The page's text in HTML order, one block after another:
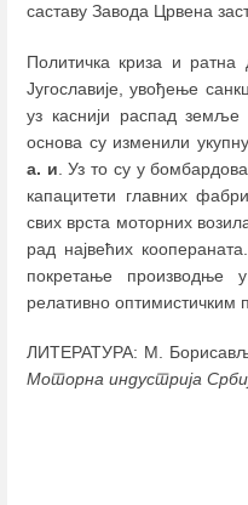
саставу Завода Црвена
Политичка криза и
Југославије, увођење
уз каснији распад
основа су изменили
а. и . Уз то су у
капацитети главних
свих врста моторних
рад највећих
покретање
релативно оптимистичким
ЛИТЕРАТУРА: М.
Моторна индустрија